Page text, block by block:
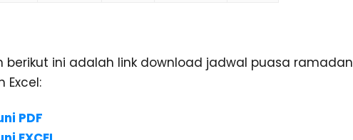
berikut ini adalah link download jadwal puasa ramadan
Excel:
PDF